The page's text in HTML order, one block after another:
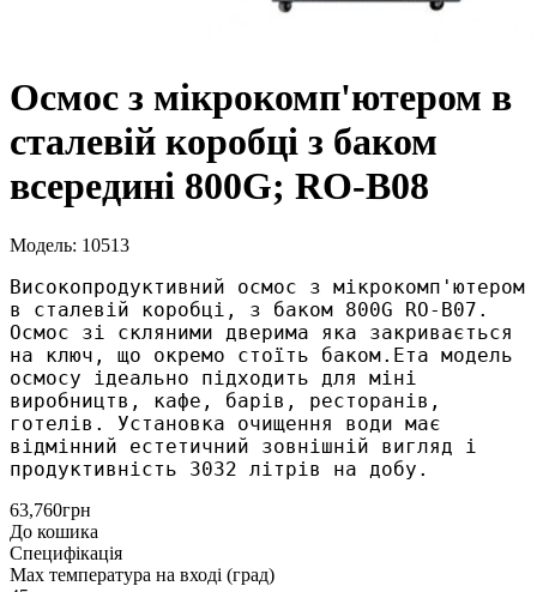
Осмос з мікрокомп'ютером в
сталевій коробці з баком
всередині 800G; RO-B08
Модель: 10513
Високопродуктивний осмос з мікрокомп'ютером
в сталевій коробці, з баком 800G RO-B07.
Осмос зі скляними дверима яка закривається
на ключ, що окремо стоїть баком.Ета модель
осмосу ідеально підходить для міні
виробництв, кафе, барів, ресторанів,
готелів. Установка очищення води має
відмінний естетичний зовнішній вигляд і
продуктивність 3032 літрів на добу.
63,760грн
До кошика
Специфікація
Max температура на вході (град)